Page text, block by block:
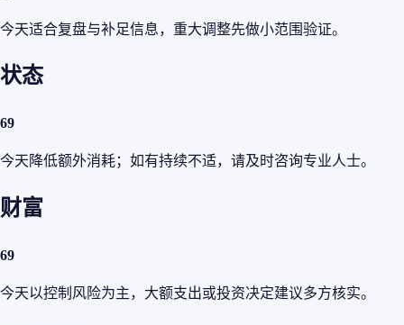
今天适合复盘与补足信息，重大调整先做小范围验证。
状态
69
今天降低额外消耗；如有持续不适，请及时咨询专业人士。
财富
69
今天以控制风险为主，大额支出或投资决定建议多方核实。